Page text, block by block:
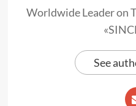
Worldwide Leader on
See